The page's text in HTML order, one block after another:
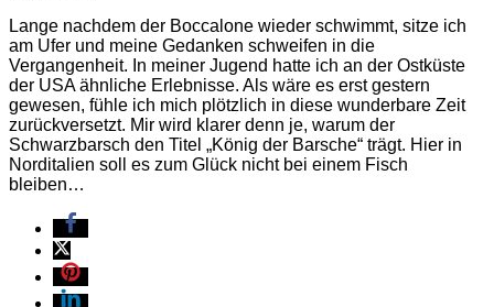
Lange nachdem der Boccalone wieder schwimmt, sitze ich
am Ufer und meine Gedanken schweifen in die
Vergangenheit. In meiner Jugend hatte ich an der Ostküste
der USA ähnliche Erlebnisse. Als wäre es erst gestern
gewesen, fühle ich mich plötzlich in diese wunderbare Zeit
zurückversetzt. Mir wird klarer denn je, warum der
Schwarzbarsch den Titel „König der Barsche“ trägt. Hier in
Norditalien soll es zum Glück nicht bei einem Fisch
bleiben…